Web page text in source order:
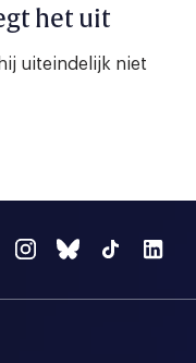
het uit
uiteindelijk niet